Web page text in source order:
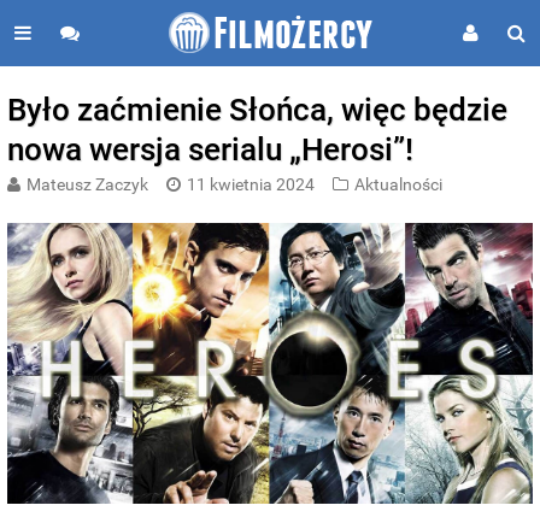
Było zaćmienie Słońca, więc będzie
nowa wersja serialu „Herosi”!
Mateusz Zaczyk 11 kwietnia 2024 Aktualności